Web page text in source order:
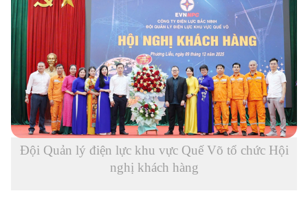
Đội Quản lý điện lực khu vực Quế Võ tổ chức Hội
nghị khách hàng